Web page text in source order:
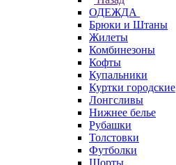
ОДЕЖДА
Брюки и Штаны
Жилеты
Комбинезоны
Кофты
Купальники
Куртки городские
Лонгсливы
Нижнее белье
Рубашки
Толстовки
Футболки
Шорты